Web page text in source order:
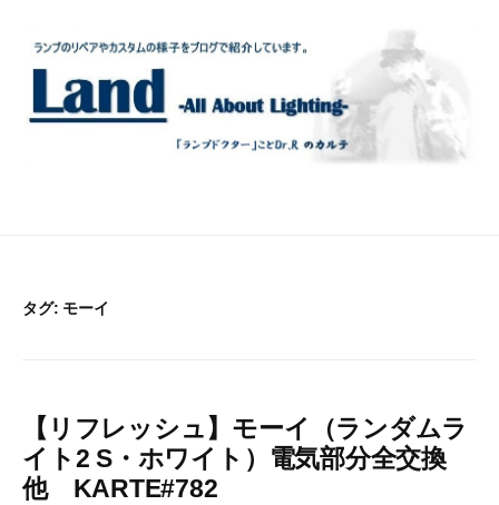
タグ: モーイ
【リフレッシュ】モーイ（ランダムラ
イト2 S・ホワイト）電気部分全交換
他 KARTE#782